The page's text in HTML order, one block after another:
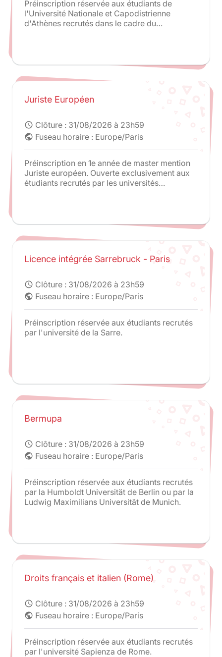
Préinscription réservée aux étudiants de
l'Université Nationale et Capodistrienne
d'Athènes recrutés dans le cadre du
Juriste Européen
schedule Clôture : 31/08/2026 à 23h59
public Fuseau horaire : Europe/Paris
Préinscription en 1e année de master mention
Juriste européen. Ouverte exclusivement aux
étudiants recrutés par les universités
van Amsterdam / Universidade Catolica
Madrid. Toute autre candidature n'est pas
Licence intégrée Sarrebruck - Paris
schedule Clôture : 31/08/2026 à 23h59
public Fuseau horaire : Europe/Paris
Préinscription réservée aux étudiants recrutés
par l'université de la Sarre.
Bermupa
schedule Clôture : 31/08/2026 à 23h59
public Fuseau horaire : Europe/Paris
Préinscription réservée aux étudiants recrutés
par la Humboldt Universität de Berlin ou par la
Ludwig Maximilians Universität de Munich.
Droits français et italien (Rome)
schedule Clôture : 31/08/2026 à 23h59
public Fuseau horaire : Europe/Paris
Préinscription réservée aux étudiants recrutés
par l'université Sapienza de Rome.